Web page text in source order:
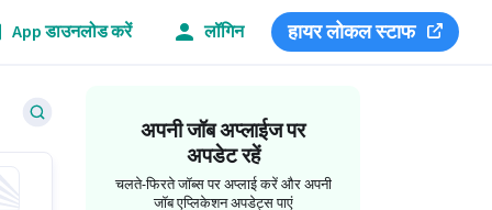
App डाउनलोड करें लॉगिन हायर लोकल स्टाफ
अपनी जॉब अप्लाईज पर
अपडेट रहें
चलते-फिरते जॉब्स पर अप्लाई करें और अपनी
जॉब एप्लिकेशन अपडेट्स पाएं